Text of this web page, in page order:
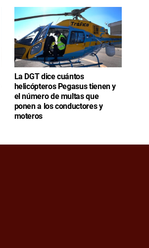
La DGT dice cuántos
helicópteros Pegasus tienen y
el número de multas que
ponen a los conductores y
moteros